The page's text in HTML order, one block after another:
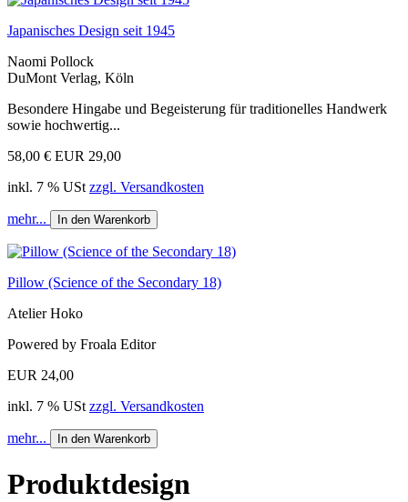
Japanisches Design seit 1945
Naomi Pollock
DuMont Verlag, Köln
Besondere Hingabe und Begeisterung für traditionelles Handwerk
sowie hochwertig...
58,00 € EUR 29,00
inkl. 7 % USt zzgl. Versandkosten
mehr... In den Warenkorb
Pillow (Science of the Secondary 18)
Atelier Hoko
Powered by Froala Editor
EUR 24,00
inkl. 7 % USt zzgl. Versandkosten
mehr... In den Warenkorb
Produktdesign